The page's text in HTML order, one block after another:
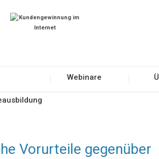
Webinare
Vorurteile gegenüber